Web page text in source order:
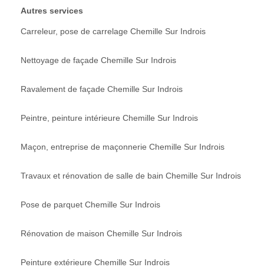
Autres services
Carreleur, pose de carrelage Chemille Sur Indrois
Nettoyage de façade Chemille Sur Indrois
Ravalement de façade Chemille Sur Indrois
Peintre, peinture intérieure Chemille Sur Indrois
Maçon, entreprise de maçonnerie Chemille Sur Indrois
Travaux et rénovation de salle de bain Chemille Sur Indrois
Pose de parquet Chemille Sur Indrois
Rénovation de maison Chemille Sur Indrois
Peinture extérieure Chemille Sur Indrois